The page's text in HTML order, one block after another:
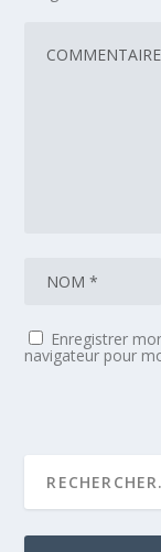
Enregistrer
navigateur pour